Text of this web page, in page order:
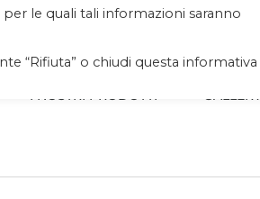
I NOSTRI PRODOTTI GALLERY
le quali tali informazioni saranno
“Rifiuta” o chiudi questa informativa